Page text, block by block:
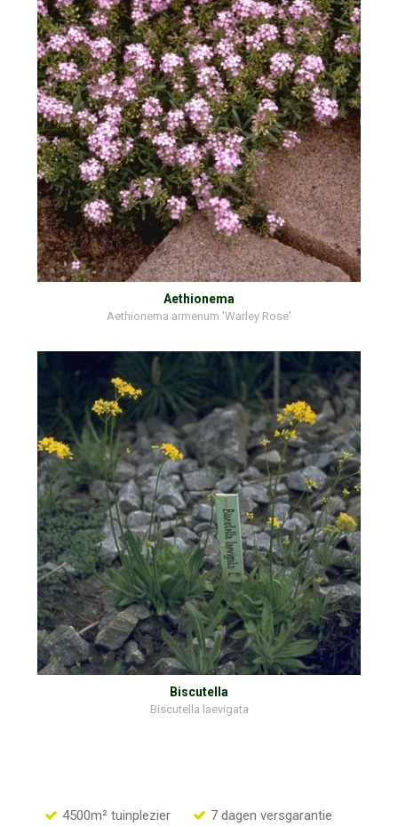
Aethionema
Aethionema armenum 'Warley Rose'
Biscutella
Biscutella laevigata
4500m² tuinplezier 7 dagen versgarantie